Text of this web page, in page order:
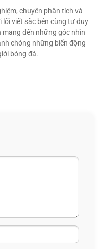
chuyên phân tích và
lối viết sắc bén cùng tư duy
đến những góc nhìn
chóng những biến động
bóng đá.